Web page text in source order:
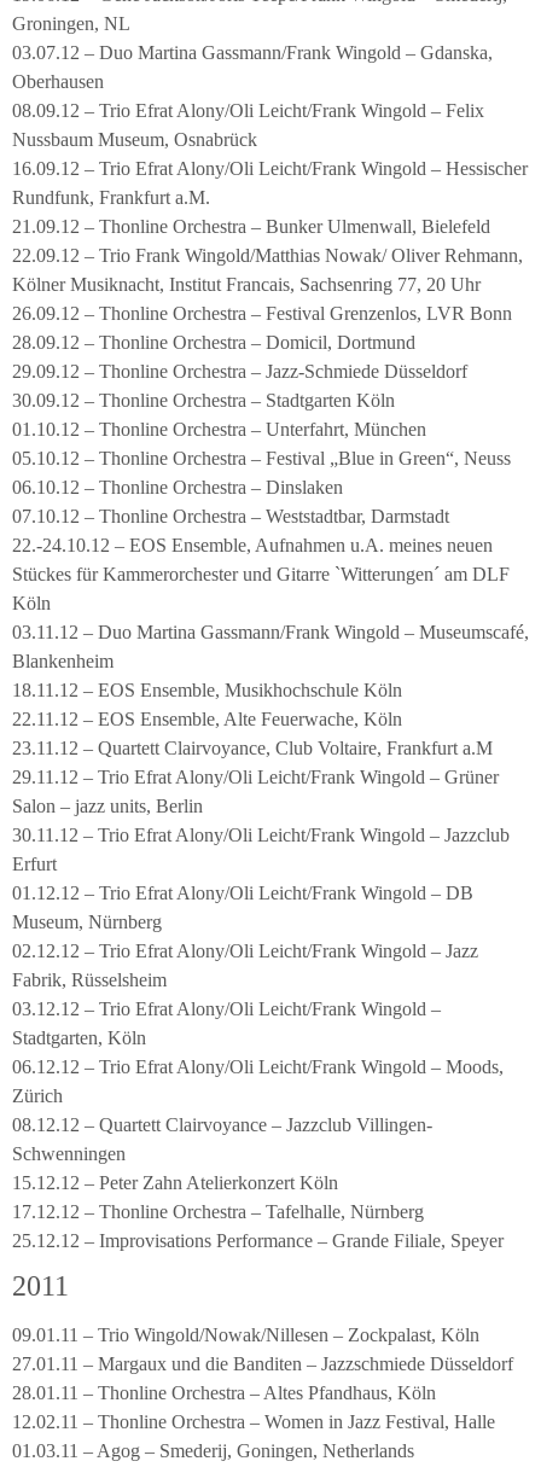
Groningen, NL
03.07.12 – Duo Martina Gassmann/Frank Wingold – Gdanska,
Oberhausen
08.09.12 – Trio Efrat Alony/Oli Leicht/Frank Wingold – Felix
Nussbaum Museum, Osnabrück
16.09.12 – Trio Efrat Alony/Oli Leicht/Frank Wingold – Hessischer
Rundfunk, Frankfurt a.M.
21.09.12 – Thonline Orchestra – Bunker Ulmenwall, Bielefeld
22.09.12 – Trio Frank Wingold/Matthias Nowak/ Oliver Rehmann,
Kölner Musiknacht, Institut Francais, Sachsenring 77, 20 Uhr
26.09.12 – Thonline Orchestra – Festival Grenzenlos, LVR Bonn
28.09.12 – Thonline Orchestra – Domicil, Dortmund
29.09.12 – Thonline Orchestra – Jazz-Schmiede Düsseldorf
30.09.12 – Thonline Orchestra – Stadtgarten Köln
01.10.12 – Thonline Orchestra – Unterfahrt, München
05.10.12 – Thonline Orchestra – Festival „Blue in Green“, Neuss
06.10.12 – Thonline Orchestra – Dinslaken
07.10.12 – Thonline Orchestra – Weststadtbar, Darmstadt
22.-24.10.12 – EOS Ensemble, Aufnahmen u.A. meines neuen
Stückes für Kammerorchester und Gitarre `Witterungen´ am DLF
Köln
03.11.12 – Duo Martina Gassmann/Frank Wingold – Museumscafé,
Blankenheim
18.11.12 – EOS Ensemble, Musikhochschule Köln
22.11.12 – EOS Ensemble, Alte Feuerwache, Köln
23.11.12 – Quartett Clairvoyance, Club Voltaire, Frankfurt a.M
29.11.12 – Trio Efrat Alony/Oli Leicht/Frank Wingold – Grüner
Salon – jazz units, Berlin
30.11.12 – Trio Efrat Alony/Oli Leicht/Frank Wingold – Jazzclub
Erfurt
01.12.12 – Trio Efrat Alony/Oli Leicht/Frank Wingold – DB
Museum, Nürnberg
02.12.12 – Trio Efrat Alony/Oli Leicht/Frank Wingold – Jazz
Fabrik, Rüsselsheim
03.12.12 – Trio Efrat Alony/Oli Leicht/Frank Wingold –
Stadtgarten, Köln
06.12.12 – Trio Efrat Alony/Oli Leicht/Frank Wingold – Moods,
Zürich
08.12.12 – Quartett Clairvoyance – Jazzclub Villingen-
Schwenningen
15.12.12 – Peter Zahn Atelierkonzert Köln
17.12.12 – Thonline Orchestra – Tafelhalle, Nürnberg
25.12.12 – Improvisations Performance – Grande Filiale, Speyer
2011
09.01.11 – Trio Wingold/Nowak/Nillesen – Zockpalast, Köln
27.01.11 – Margaux und die Banditen – Jazzschmiede Düsseldorf
28.01.11 – Thonline Orchestra – Altes Pfandhaus, Köln
12.02.11 – Thonline Orchestra – Women in Jazz Festival, Halle
01.03.11 – Agog – Smederij, Goningen, Netherlands